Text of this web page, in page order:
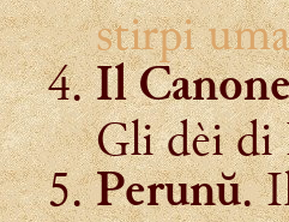
stirpi
Il
Gli dèi di
Perunŭ.